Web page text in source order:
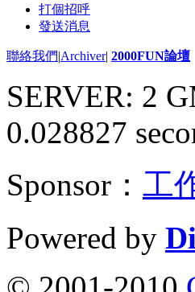
打個招呼
發送消息
聯絡我們|Archiver| 2000FUN論壇
SERVER: 2
0.028827
Sponsor： 工
Powered by